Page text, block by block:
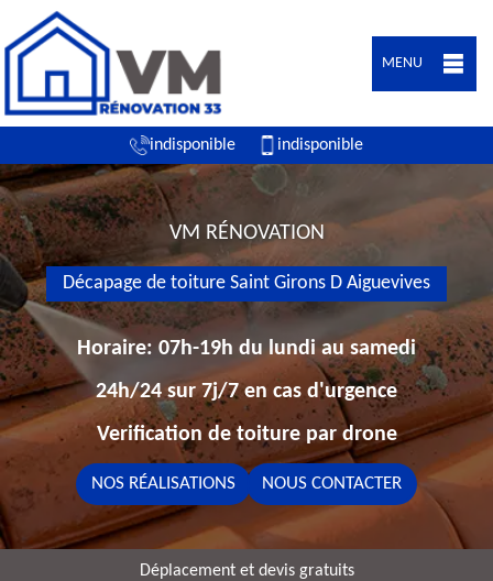
MENU
indisponible indisponible
VM RÉNOVATION
Décapage de toiture Saint Girons D Aiguevives
Horaire: 07h-19h du lundi au samedi
24h/24 sur 7j/7 en cas d'urgence
Verification de toiture par drone
NOS RÉALISATIONS NOUS CONTACTER
Déplacement et devis gratuits